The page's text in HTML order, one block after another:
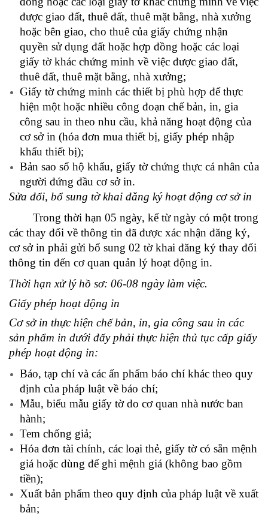
được giao đất, thuê đất, thuê mặt bằng, nhà xưởng
hoặc bên giao, cho thuê của giấy chứng nhận
quyền sử dụng đất hoặc hợp đồng hoặc các loại
giấy tờ khác chứng minh về việc được giao đất,
thuê đất, thuê mặt bằng, nhà xưởng;
Giấy tờ chứng minh các thiết bị phù hợp để thực
hiện một hoặc nhiều công đoạn chế bản, in, gia
công sau in theo nhu cầu, khả năng hoạt động của
cơ sở in (hóa đơn mua thiết bị, giấy phép nhập
khẩu thiết bị);
Bản sao sổ hộ khẩu, giấy tờ chứng thực cá nhân của
người đứng đầu cơ sở in.
Sửa đổi, bổ sung tờ khai đăng ký hoạt động cơ sở in
Trong thời hạn 05 ngày, kể từ ngày có một trong
các thay đổi về thông tin đã được xác nhận đăng ký,
cơ sở in phải gửi bổ sung 02 tờ khai đăng ký thay đổi
thông tin đến cơ quan quản lý hoạt động in.
Thời hạn xử lý hồ sơ: 06-08 ngày làm việc.
Giấy phép hoạt động in
Cơ sở in thực hiện chế bản, in, gia công sau in các
sản phẩm in dưới đấy phải thực hiện thủ tục cấp giấy
phép hoạt động in:
Báo, tạp chí và các ấn phẩm báo chí khác theo quy
định của pháp luật về báo chí;
Mẫu, biểu mẫu giấy tờ do cơ quan nhà nước ban
hành;
Tem chống giả;
Hóa đơn tài chính, các loại thẻ, giấy tờ có sẵn mệnh
giá hoặc dùng để ghi mệnh giá (không bao gồm
tiền);
Xuất bản phẩm theo quy định của pháp luật về xuất
bản;